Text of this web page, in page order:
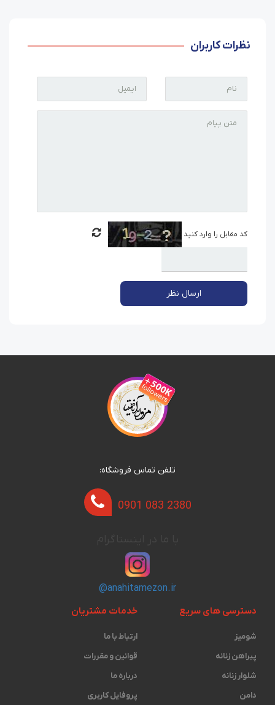
نظرات کاربران
کد مقابل را وارد کنید
ارسال نظر
تلفن تماس فروشگاه:
0901 083 2380
@anahitamezon.ir
دسترسی های سریع
شومیز
پیراهن زنانه
شلوار زنانه
دامن
خدمات مشتریان
ارتباط با ما
قوانین و مقررات
درباره ما
پروفایل کاربری